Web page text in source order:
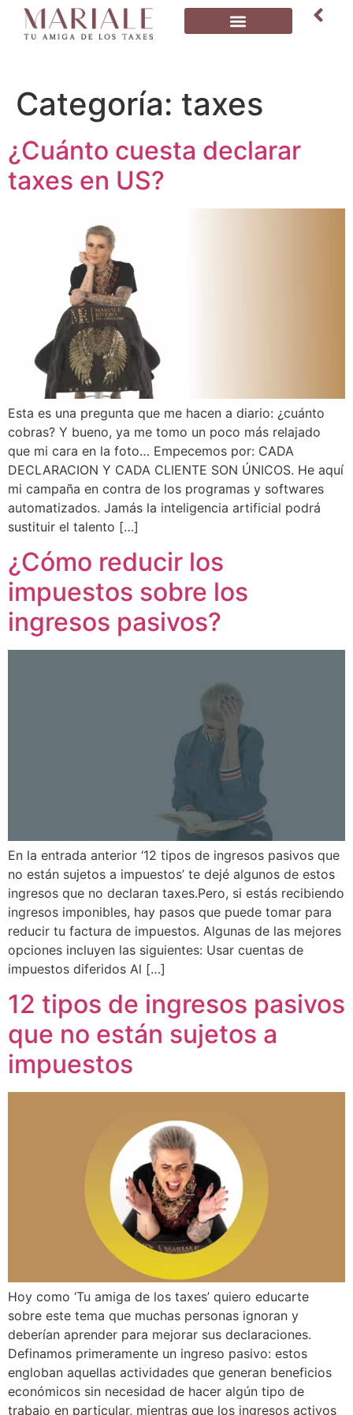
Categoría: taxes
¿Cuánto cuesta declarar
taxes en US?
Esta es una pregunta que me hacen a diario: ¿cuánto
cobras? Y bueno, ya me tomo un poco más relajado
que mi cara en la foto… Empecemos por: CADA
DECLARACION Y CADA CLIENTE SON ÚNICOS. He aquí
mi campaña en contra de los programas y softwares
automatizados. Jamás la inteligencia artificial podrá
sustituir el talento […]
¿Cómo reducir los
impuestos sobre los
ingresos pasivos?
En la entrada anterior ‘12 tipos de ingresos pasivos que
no están sujetos a impuestos’ te dejé algunos de estos
ingresos que no declaran taxes.Pero, si estás recibiendo
ingresos imponibles, hay pasos que puede tomar para
reducir tu factura de impuestos. Algunas de las mejores
opciones incluyen las siguientes: Usar cuentas de
impuestos diferidos Al […]
12 tipos de ingresos pasivos
que no están sujetos a
impuestos
Hoy como ‘Tu amiga de los taxes’ quiero educarte
sobre este tema que muchas personas ignoran y
deberían aprender para mejorar sus declaraciones.
Definamos primeramente un ingreso pasivo: estos
engloban aquellas actividades que generan beneficios
económicos sin necesidad de hacer algún tipo de
trabajo en particular, mientras que los ingresos activos